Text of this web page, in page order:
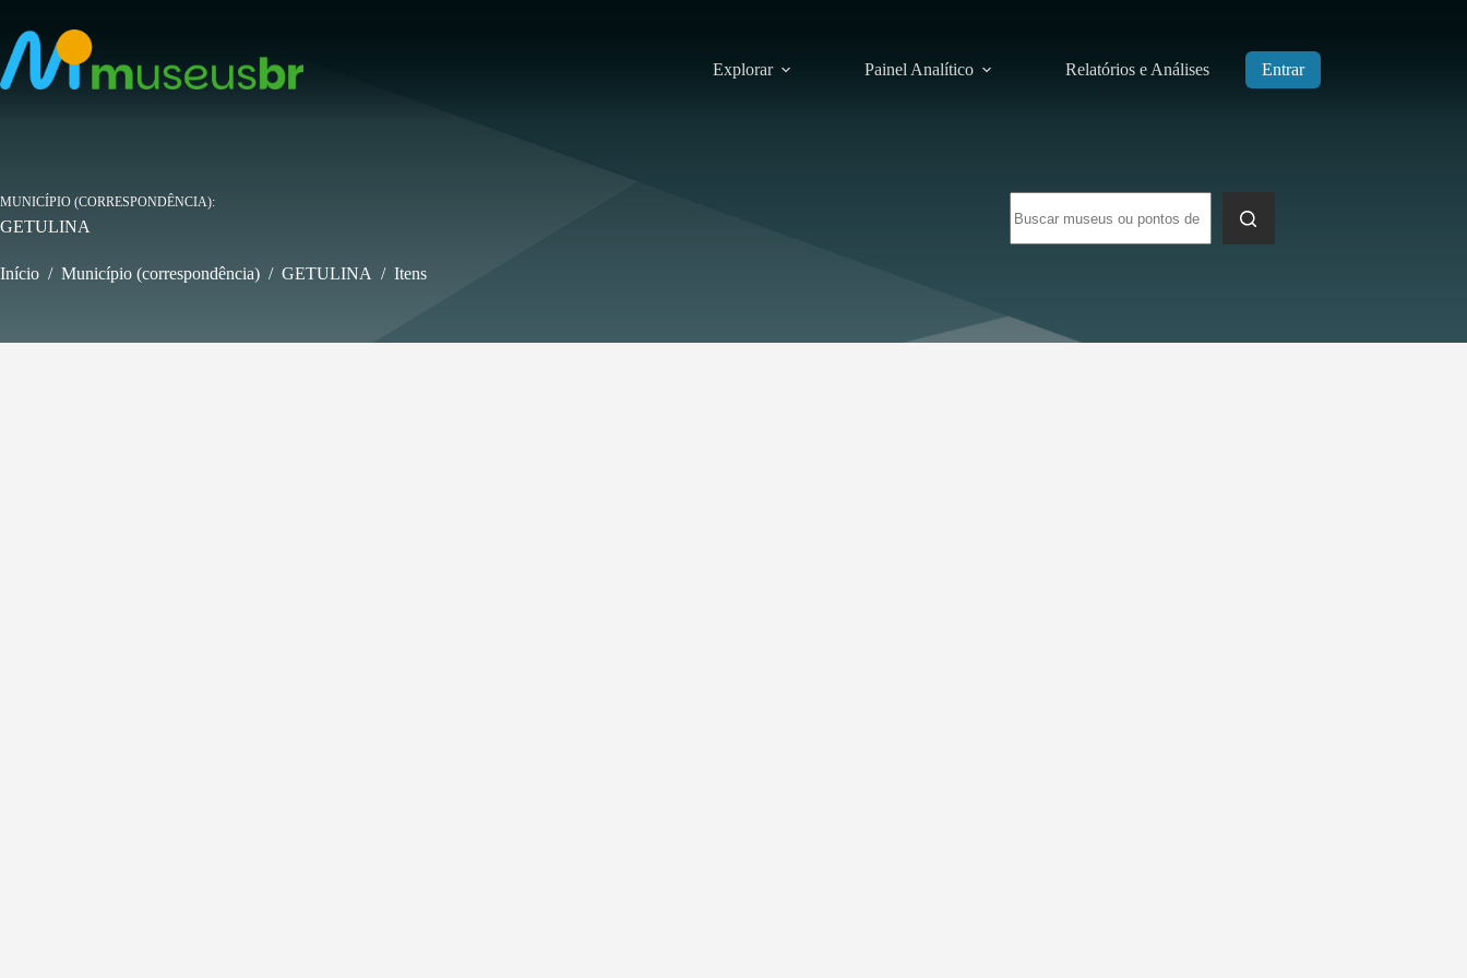
para
conteúdo
Explorar Painel Analítico Relatórios e Análises Entrar
resultados
MUNICÍPIO (CORRESPONDÊNCIA)
GETULINA
Início / Município (correspondência) / GETULINA / Itens